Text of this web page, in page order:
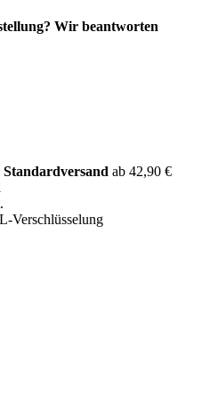
Wir beantworten
ab 42,90 €
.
Verschlüsselung